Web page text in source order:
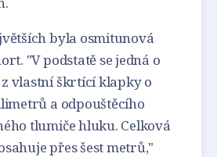
byla osmitunová
"V podstatě se jedná o
vlastní škrtící klapky o
a odpouštěcího
tlumiče hluku. Celková
přes šest metrů,"